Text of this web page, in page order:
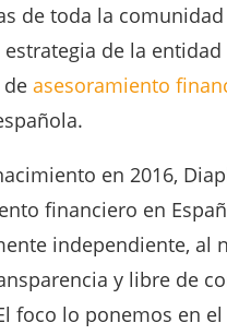
de toda la
estrategia de la
asesoramiento
en 2016,
financiero en
independiente, al
y libre de
foco lo ponemos en